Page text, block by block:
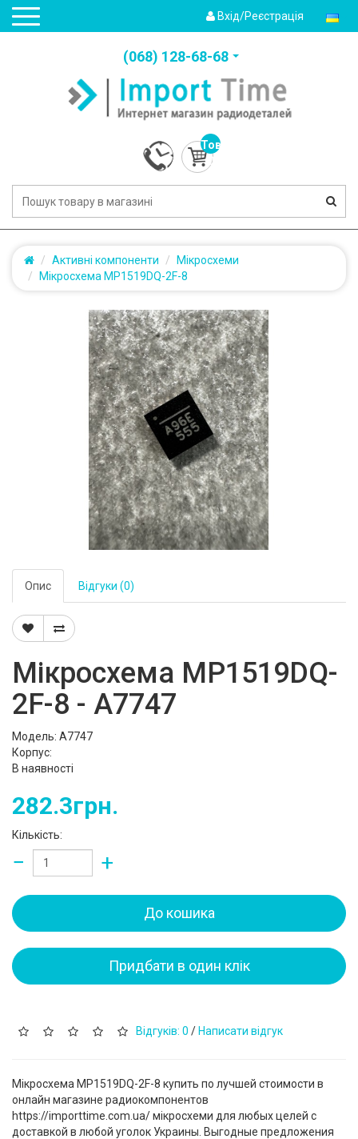
Вхід/Реєстрація
(‎068) 128-68-68
Товарів:
0
(0.0грн.)
Активні компоненти
Мікросхеми
Мікросхема MP1519DQ-2F-8
Опис Відгуки (0)
Мікросхема MP1519DQ-
2F-8 - A7747
Модель: A7747
Корпус:
В наявності
282.3грн.
Кількість:
− +
До кошика
Придбати в один клік
Відгуків: 0 / Написати відгук
Мікросхема MP1519DQ-2F-8 купить по лучшей стоимости в
онлайн магазине радиокомпонентов
https://importtime.com.ua/ мікросхеми для любых целей с
доставкой в любой уголок Украины. Выгодные предложения